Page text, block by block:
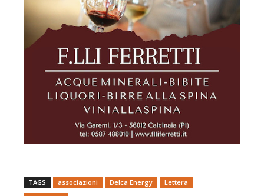
TAGS associazioni Delca Energy
Lettera